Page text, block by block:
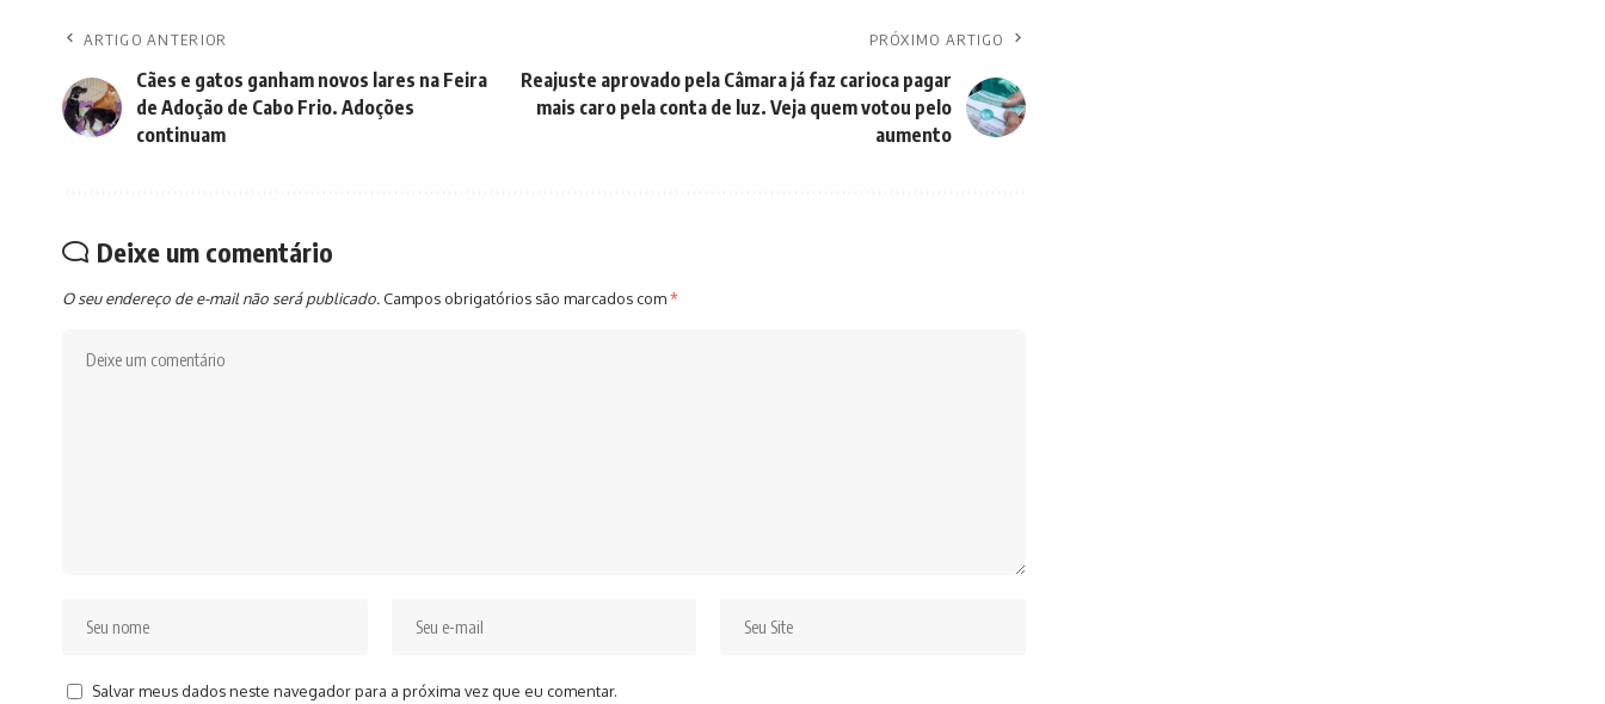
ARTIGO ANTERIOR
Cães e gatos ganham novos lares na Feira
de Adoção de Cabo Frio. Adoções
continuam
PRÓXIMO ARTIGO
Reajuste aprovado pela Câmara já faz carioca pagar
mais caro pela conta de luz. Veja quem votou pelo
aumento
Deixe um comentário
O seu endereço de e-mail não será publicado. Campos obrigatórios são marcados com*
Salvar meus dados neste navegador para a próxima vez que eu comentar.